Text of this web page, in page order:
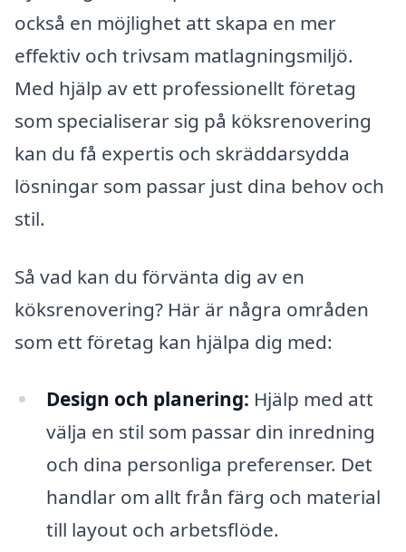
också en möjlighet att skapa en mer
effektiv och trivsam matlagningsmiljö.
Med hjälp av ett professionellt företag
som specialiserar sig på köksrenovering
kan du få expertis och skräddarsydda
lösningar som passar just dina behov och
stil.
Så vad kan du förvänta dig av en
köksrenovering? Här är några områden
som ett företag kan hjälpa dig med:
Design och planering: Hjälp med att
välja en stil som passar din inredning
och dina personliga preferenser. Det
handlar om allt från färg och material
till layout och arbetsflöde.